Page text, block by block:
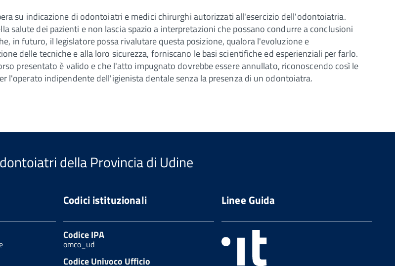
su indicazione di odontoiatri e medici chirurghi autorizzati all'esercizio dell'odontoiatria.
salute dei pazienti e non lascia spazio a interpretazioni che possano condurre a conclusioni
in futuro, il legislatore possa rivalutare questa posizione, qualora l'evoluzione e
delle tecniche e alla loro sicurezza, forniscano le basi scientifiche ed esperienziali per farlo.
presentato è valido e che l'atto impugnato dovrebbe essere annullato, riconoscendo così le
l'operato indipendente dell'igienista dentale senza la presenza di un odontoiatra.
della Provincia di Udine
Codici istituzionali
Codice IPA
omco_ud
Codice Univoco Ufficio
Linee Guida